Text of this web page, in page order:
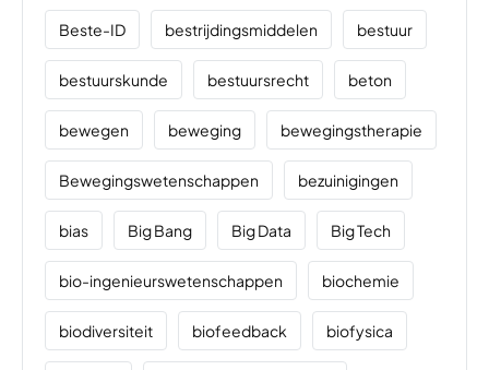
Beste-ID bestrijdingsmiddelen bestuur
bestuurskunde bestuursrecht beton
bewegen beweging bewegingstherapie
Bewegingswetenschappen bezuinigingen
bias Big Bang Big Data Big Tech
bio-ingenieurswetenschappen biochemie
biodiversiteit biofeedback biofysica